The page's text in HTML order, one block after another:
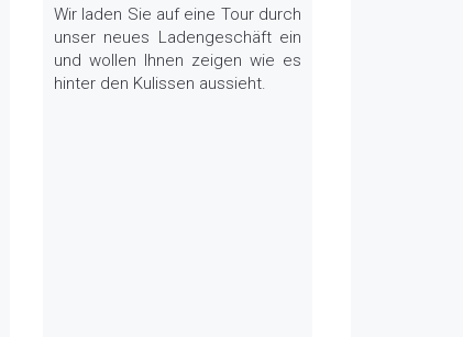
Wir laden Sie auf eine Tour durch
unser neues Ladengeschäft ein
und wollen Ihnen zeigen wie es
hinter den Kulissen aussieht.